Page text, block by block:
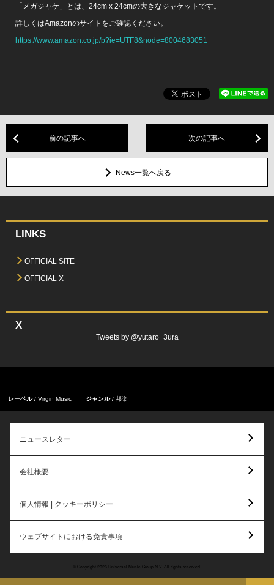
「メガジャケ」とは、24cm x 24cmの大きなジャケットです。
詳しくはAmazonのサイトをご確認ください。
https://www.amazon.co.jp/b?ie=UTF8&node=8004683051
前の記事へ 次の記事へ
News一覧へ戻る
LINKS
OFFICIAL SITE
OFFICIAL X
X
Tweets by @yutaro_3ura
レーベル Virgin Music ジャンル 邦楽
ニュースレター
会社概要
個人情報 | クッキーポリシー
ウェブサイトにおける免責事項
© Copyright 2026 Universal Music Group N.V. All rights reserved.